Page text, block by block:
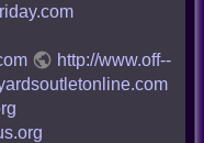
http://www.off--